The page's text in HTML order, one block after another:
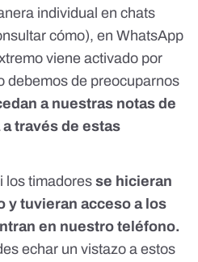
individual en chats
cómo), en WhatsApp
viene activado por
debemos de preocuparnos
a nuestras notas de
través de estas
los timadores se hicieran
y tuvieran acceso a los
en nuestro teléfono.
echar un vistazo a estos